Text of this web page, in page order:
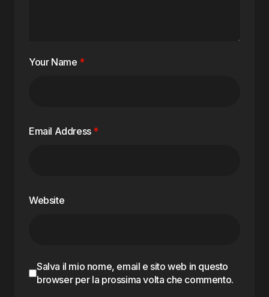
Your Name *
Email Address *
Website
Salva il mio nome, email e sito web in questo
browser per la prossima volta che commento.